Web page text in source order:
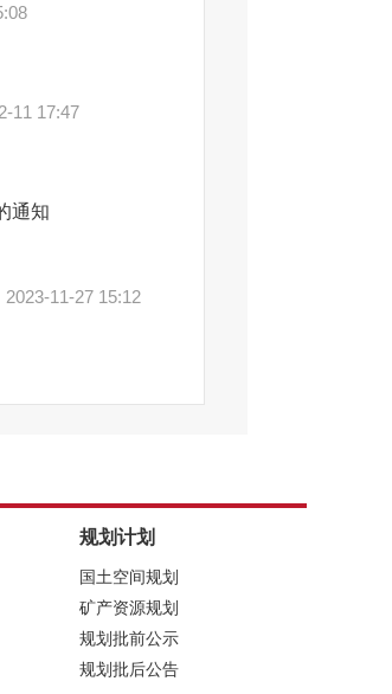
11 17:47
通知
2023-11-27 15:12
规划计划
国土空间规划
矿产资源规划
规划批前公示
规划批后公告